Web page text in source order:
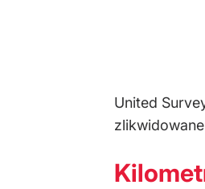
United